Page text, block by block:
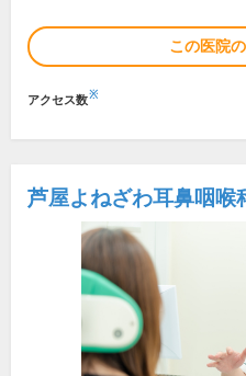
この医院
アクセス数※
芦屋よねざわ耳鼻咽喉